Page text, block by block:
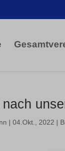
|04.Okt., 2022 |